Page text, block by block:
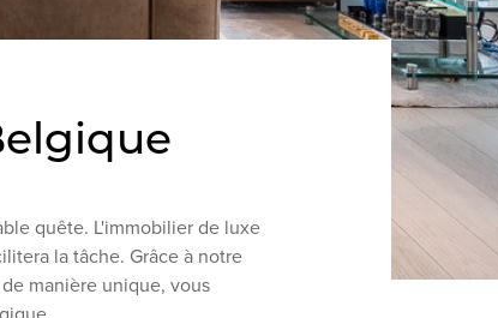
quête. L'immobilier de luxe
la tâche. Grâce à notre
manière unique, vous